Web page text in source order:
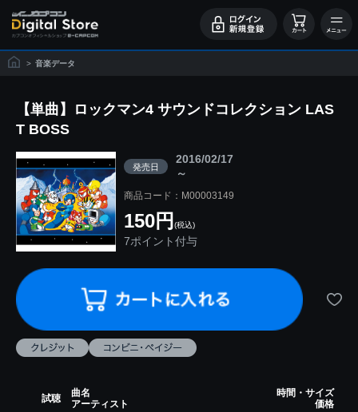
> 音楽データ
【単曲】ロックマン4 サウンドコレクション LAS
T BOSS
発売日
2016/02/17
～
商品コード：M00003149
150円 (税込)
7ポイント付与
試聴
曲名
アーティスト
時間・サイズ
価格